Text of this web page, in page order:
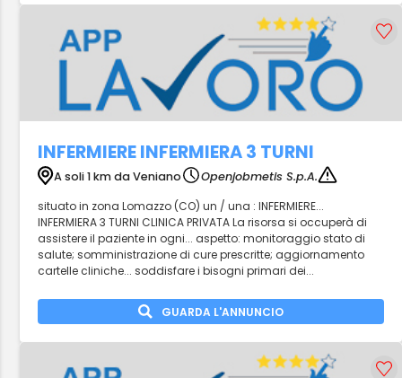
INFERMIERE INFERMIERA 3 TURNI
A soli 1 km da Veniano
Openjobmetis S.p.A.
situato in zona Lomazzo (CO) un / una : INFERMIERE...
INFERMIERA 3 TURNI CLINICA PRIVATA La risorsa si occuperà di
assistere il paziente in ogni... aspetto: monitoraggio stato di
salute; somministrazione di cure prescritte; aggiornamento
cartelle cliniche... soddisfare i bisogni primari dei...
GUARDA L'ANNUNCIO